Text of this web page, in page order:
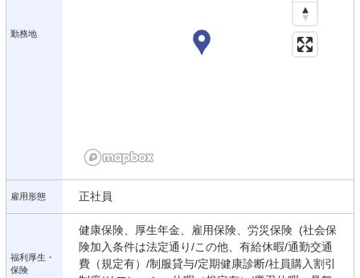
勤務地
雇用形態 正社員
福利厚生・
保険
健康保険、厚生年金、雇用保険、労災保険 (社会保
険加入条件は法定通り/この他、有給休暇/通勤交通
費（規定有）/制服貸与/定期健康診断/社員購入割引